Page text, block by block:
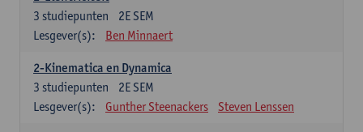
2E SEM
3 studiepunten
Lesgever(s):
Ben Minnaert
2-Kinematica en Dynamica
2E SEM
3 studiepunten
Lesgever(s):
Gunther Steenackers Steven Lenssen